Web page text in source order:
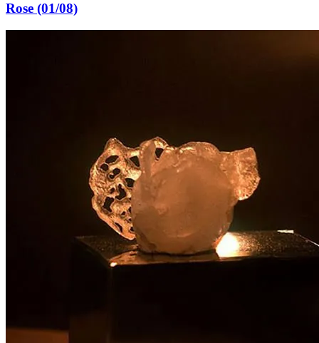
Rose (01/08)